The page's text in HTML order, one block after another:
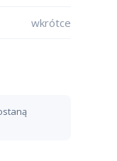
wkrótce